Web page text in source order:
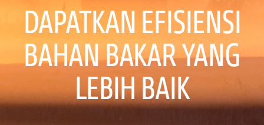
DAPATKAN EFISIENSI
BAHAN BAKAR YANG
LEBIH BAIK